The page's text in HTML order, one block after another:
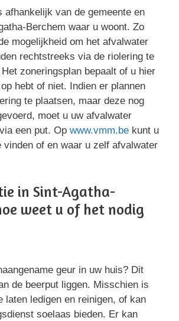
afhankelijk van de gemeente en
Berchem waar u woont. Zo
mogelijkheid om het afvalwater
rechtstreeks via de riolering te
zoneringsplan bepaalt of u hier
hebt of niet. Indien er plannen
te plaatsen, maar deze nog
moet u uw afvalwater
een put. Op www.vmm.be kunt u
vinden of en waar u zelf afvalwater
in Sint-Agatha-
weet u of het nodig
geur in uw huis? Dit
de beerput liggen. Misschien is
laten ledigen en reinigen, of kan
soelaas bieden. Er kan